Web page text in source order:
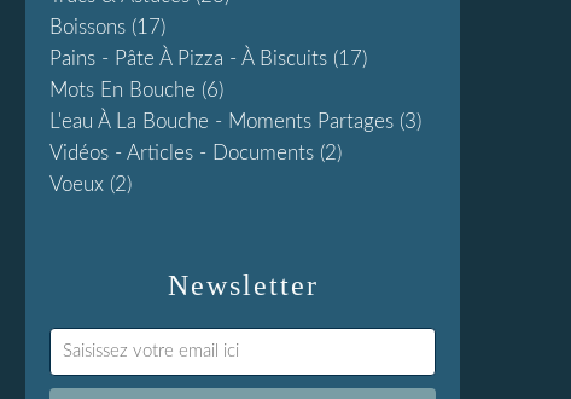
Newsletter
Boissons (17)
Pains - Pâte À Pizza - À Biscuits (17)
Mots En Bouche (6)
L'eau À La Bouche - Moments Partages (3)
Vidéos - Articles - Documents (2)
Voeux (2)